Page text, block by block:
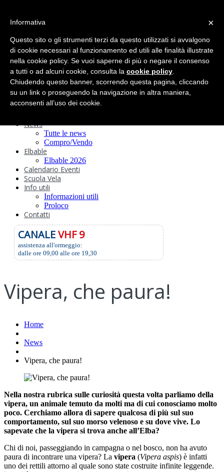
Circolo
Statuto e
Regolamenti
Storia
Ormeggi
Sede e Servizi
Attività
Safeguarding
News
Tutte le news
Compro/Vendo
Elbable
Elbable 2026
Calendario Eventi
Scuola Vela
Info utili
Informazioni utili
Proloco
Contatti
CANALEVHF 9
assistenza all'ormeggio:
dalle ore 09,00 alle ore 19,30
Vipera, che paura!
Home
News
Vipera, che paura!
Nella nostra rubrica sulle curiosità questa volta parliamo della
vipera, un animale temuto da molti ma di cui conosciamo molto
poco. Cerchiamo allora di sapere qualcosa di più sul suo
comportamento, sul suo morso velenoso e su dove vive. Lo
sapevate che la vipera si trova anche all’Elba?
Chi di noi, passeggiando in campagna o nel bosco, non ha avuto
paura di incontrare una vipera? La vipera (Vipera aspis) è infatti
uno dei rettili attorno al quale sono state costruite infinite leggende.
×
Informativa
Questo sito o gli strumenti terzi da questo utilizzati si avvalgono
di cookie necessari al funzionamento ed utili alle finalità illustrate
nella cookie policy. Se vuoi saperne di più o negare il consenso
a tutti o ad alcuni cookie, consulta la cookie policy
Chiudendo questo banner, scorrendo questa pagina, cliccando
su un link o proseguendo la navigazione in altra maniera,
acconsenti all’uso dei cookie.